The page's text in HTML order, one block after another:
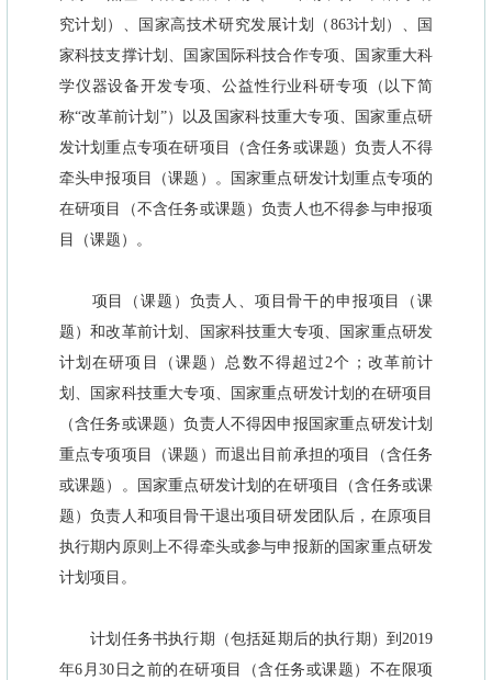
究计划）、国家高技术研究发展计划（863计划）、国
家科技支撑计划、国家国际科技合作专项、国家重大科
学仪器设备开发专项、公益性行业科研专项（以下简
称“改革前计划”）以及国家科技重大专项、国家重点研
发计划重点专项在研项目（含任务或课题）负责人不得
牵头申报项目（课题）。国家重点研发计划重点专项的
在研项目（不含任务或课题）负责人也不得参与申报项
目（课题）。
项目（课题）负责人、项目骨干的申报项目（课
题）和改革前计划、国家科技重大专项、国家重点研发
计划在研项目（课题）总数不得超过2个；改革前计
划、国家科技重大专项、国家重点研发计划的在研项目
（含任务或课题）负责人不得因申报国家重点研发计划
重点专项项目（课题）而退出目前承担的项目（含任务
或课题）。国家重点研发计划的在研项目（含任务或课
题）负责人和项目骨干退出项目研发团队后，在原项目
执行期内原则上不得牵头或参与申报新的国家重点研发
计划项目。
计划任务书执行期（包括延期后的执行期）到2019
年6月30日之前的在研项目（含任务或课题）不在限项